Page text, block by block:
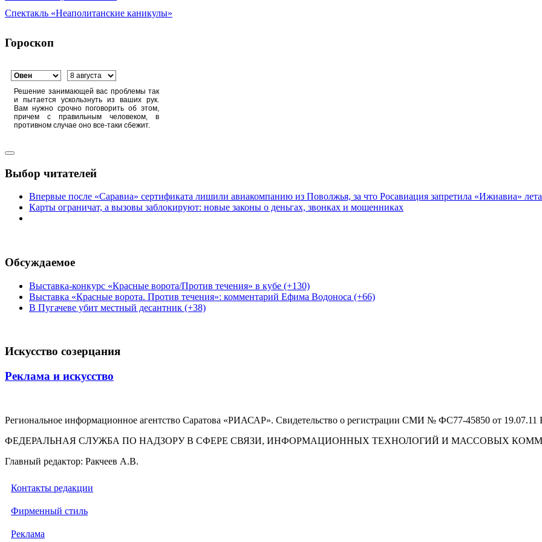
Спектакль «Неаполитанские каникулы»
Гороскоп
Решение занимающей вас проблемы так
и пытается ускользнуть из ваших рук.
Вам нужно срочно поговорить об этом,
причем с правильным человеком, в
противном случае оно все-таки сбежит.
Выбор читателей
Впервые после «Саравиа» сертификата лишили авиакомпанию из Поволжья, за что Росавиация запретила «Ижиавиа»
Карты ограничат, а вызовы заблокируют: новые законы о деньгах, звонках и мошенниках
Обсуждаемое
Выставка-конкурс «Красные ворота/Против течения» в кубе (+130)
Выставка «Красные ворота. Против течения»: комментарий Ефима Водоноса (+66)
В Пугачеве убит местный десантник (+38)
Искусство созерцания
Реклама и искусство
Региональное информационное агентство Саратова «РИАСАР». Свидетельство о регистрации СМИ № ФС77-45850 от
ФЕДЕРАЛЬНАЯ СЛУЖБА ПО НАДЗОРУ В СФЕРЕ СВЯЗИ, ИНФОРМАЦИОННЫХ ТЕХНОЛОГИЙ И МАССОВЫХ
Главный редактор: Ракчеев А.В.
Контакты редакции
Фирменный стиль
Реклама